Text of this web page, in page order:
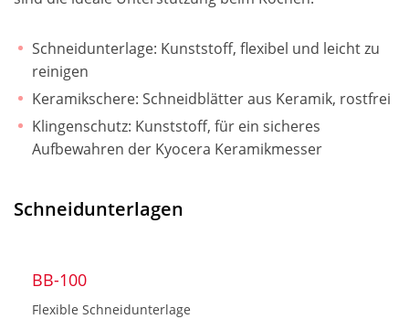
Schneidunterlage: Kunststoff, flexibel und leicht zu
reinigen
Keramikschere: Schneidblätter aus Keramik, rostfrei
Klingenschutz: Kunststoff, für ein sicheres
Aufbewahren der Kyocera Keramikmesser
Schneidunterlagen
BB-100
Flexible Schneidunterlage